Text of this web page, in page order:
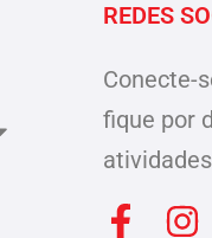
REDES
Conecte-
fique por
F I
W